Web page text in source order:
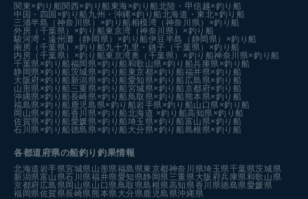
関東×釣り船関西×釣り船 東海×釣り船北陸・甲信越×釣り船
中国・四国×釣り船 九州・沖縄×釣り船北海道・東北×釣り船
三浦半島（神奈川県）×釣り船相模湾（神奈川県）×釣り船
外房（千葉県）×釣り船東京湾（神奈川県）×釣り船
駿河湾・遠州灘（静岡県）×釣り船伊豆半島（静岡県）×釣り船
南房（千葉県）×釣り船九十九里・銚子（千葉県）×釣り船
内房（千葉県）×釣り船東京湾奥（千葉県）×釣り船神奈川県×釣り船
千葉県×釣り船福岡県×釣り船和歌山県×釣り船兵庫県×釣り船
静岡県×釣り船茨城県×釣り船 東京都×釣り船福井県×釣り船
大阪府×釣り船 新潟県×釣り船愛知県×釣り船 広島県×釣り船
山形県×釣り船 三重県×釣り船宮城県×釣り船京都府×釣り船
沖縄県×釣り船長崎県×釣り船 鳥取県×釣り船 熊本県×釣り船
福島県×釣り船 鹿児島県×釣り船岩手県×釣り船山口県×釣り船
岡山県×釣り船香川県×釣り船北海道 ×釣り船高知県×釣り船
佐賀県×釣り船愛媛県×釣り船埼玉県×釣り船富山県×釣り船
石川県×釣り船徳島県×釣り船 大分県×釣り船島根県×釣り船
各都道府県の船釣り釣果情報
北海道 岩手県宮城県 山形県福島県東京都神奈川県埼玉県千葉県茨城県
新潟県富山県石川県福井県愛知県静岡県 三重県 大阪府兵庫県和歌山県
京都府広島県岡山県 山口県 鳥取県島根県高知県香川県徳島県愛媛県
福岡県佐賀県長崎県 熊本県 大分県 鹿児島県沖縄県